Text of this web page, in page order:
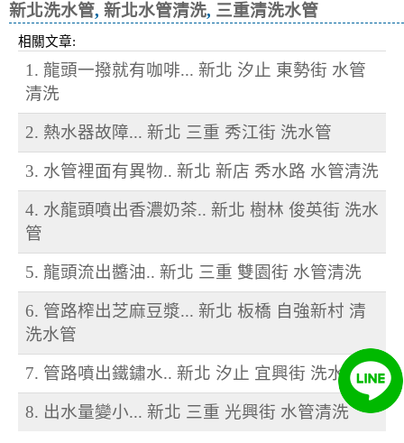
新北洗水管, 新北水管清洗, 三重清洗水管
相關文章:
1. 龍頭一撥就有咖啡... 新北 汐止 東勢街 水管
清洗
2. 熱水器故障... 新北 三重 秀江街 洗水管
3. 水管裡面有異物.. 新北 新店 秀水路 水管清洗
4. 水龍頭噴出香濃奶茶.. 新北 樹林 俊英街 洗水
管
5. 龍頭流出醬油.. 新北 三重 雙園街 水管清洗
6. 管路榨出芝麻豆漿... 新北 板橋 自強新村 清
洗水管
7. 管路噴出鐵鏽水.. 新北 汐止 宜興街 洗水管
8. 出水量變小... 新北 三重 光興街 水管清洗